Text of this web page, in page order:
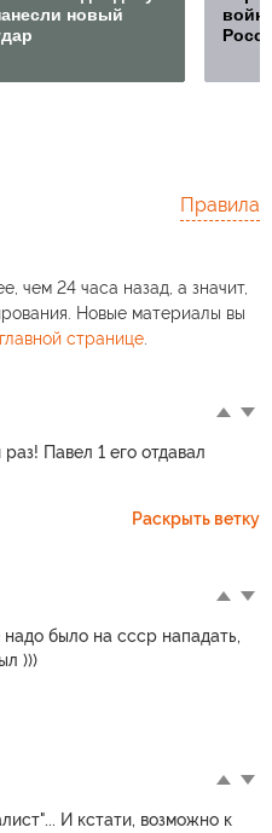
новый
Правила
чем 24 часа назад, а значит,
Новые материалы вы
главной странице.
Павел 1 его отдавал
Раскрыть ветку
было на ссср нападать,
)))
И кстати, возможно к